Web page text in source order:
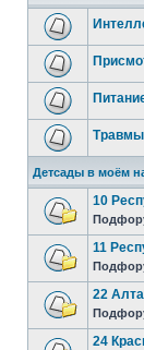
Детсады в моём
10
11
22
24